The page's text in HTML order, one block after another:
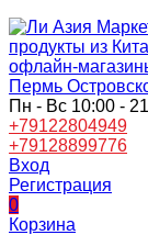
продукты из
Пермь
Пн - Вс 10:00 -
+79122804949
+79128899776
Вход
Регистрация
0
Корзина